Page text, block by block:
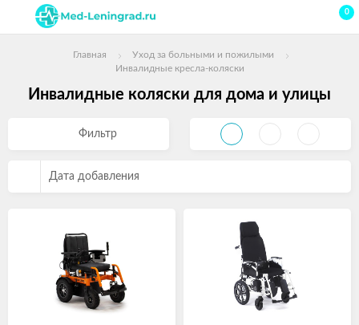
0
Главная
Уход за больными и пожилыми
Инвалидные кресла-коляски
Инвалидные коляски для дома и улицы
Фильтр
Дата добавления